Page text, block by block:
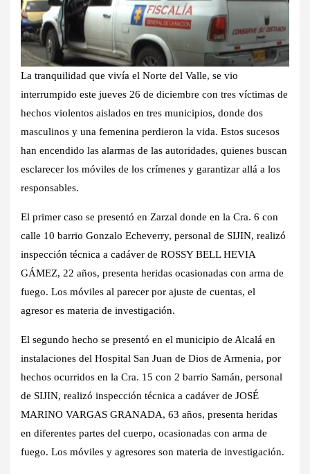
La tranquilidad que vivía el Norte del Valle, se vio
interrumpido este jueves 26 de diciembre con tres víctimas de
hechos violentos aislados en tres municipios, donde dos
masculinos y una femenina perdieron la vida. Estos sucesos
han encendido las alarmas de las autoridades, quienes buscan
esclarecer los móviles de los crímenes y garantizar allá a los
responsables.
El primer caso se presentó en Zarzal donde en la Cra. 6 con
calle 10 barrio Gonzalo Echeverry, personal de SIJIN, realizó
inspección técnica a cadáver de ROSSY BELL HEVIA
GÁMEZ, 22 años, presenta heridas ocasionadas con arma de
fuego. Los móviles al parecer por ajuste de cuentas, el
agresor es materia de investigación.
El segundo hecho se presentó en el municipio de Alcalá en
instalaciones del Hospital San Juan de Dios de Armenia, por
hechos ocurridos en la Cra. 15 con 2 barrio Samán, personal
de SIJIN, realizó inspección técnica a cadáver de JOSÉ
MARINO VARGAS GRANADA, 63 años, presenta heridas
en diferentes partes del cuerpo, ocasionadas con arma de
fuego. Los móviles y agresores son materia de investigación.